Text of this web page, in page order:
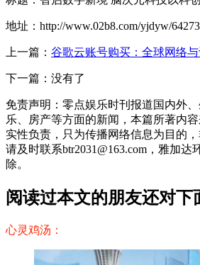
地址：http://www.02b8.com/yjdyw/
上一篇： 谷歌云账号购买：全球网络
下一篇：没有了
免责声明：零点娱乐时刊报道国内外
乐、房产等方面的新闻，本篇所著内
实性负责，只为传播网络信息为目的
请及时联系btr2031@163.com，雅加达
除。
阅读过本文的朋友还对下
心灵鸡汤：